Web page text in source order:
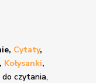
Cytaty,
Kołysanki,
czytania,